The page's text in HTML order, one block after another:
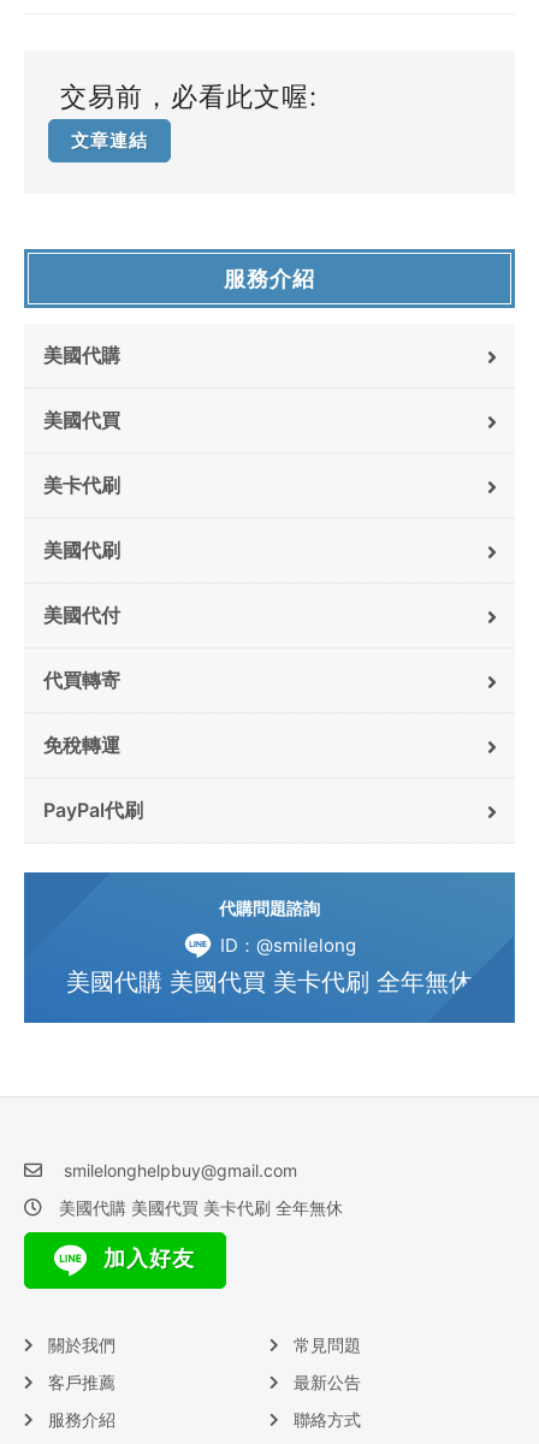
交易前，必看此文喔:
文章連結
服務介紹
美國代購
美國代買
美卡代刷
美國代刷
美國代付
代買轉寄
免稅轉運
PayPal代刷
代購問題諮詢
ID：@smilelong
美國代購 美國代買 美卡代刷 全年無休
smilelonghelpbuy@gmail.com
美國代購 美國代買 美卡代刷 全年無休
加入好友
關於我們
客戶推薦
服務介紹
常見問題
最新公告
聯絡方式